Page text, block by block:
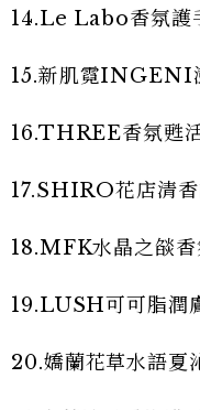
14.Le Labo香氛護
15.新肌霓INGENI
16.THREE香氛甦
17.SHIRO花店清
18.MFK水晶之燄香
19.LUSH可可脂潤
20.嬌蘭花草水語夏